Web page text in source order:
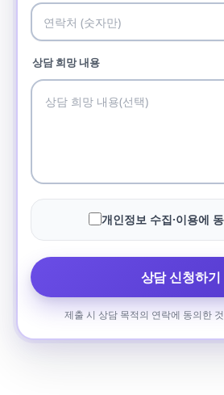
상담 희망 내용
개인정보 수집·이용에
상담 신청하기
제출 시 상담 목적의 연락에 동의한